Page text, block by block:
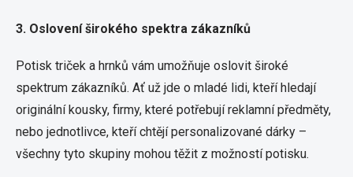
3. Oslovení širokého spektra zákazníků
Potisk triček a hrnků vám umožňuje oslovit široké
spektrum zákazníků. Ať už jde o mladé lidi, kteří hledají
originální kousky, firmy, které potřebují reklamní předměty,
nebo jednotlivce, kteří chtějí personalizované dárky –
všechny tyto skupiny mohou těžit z možností potisku.